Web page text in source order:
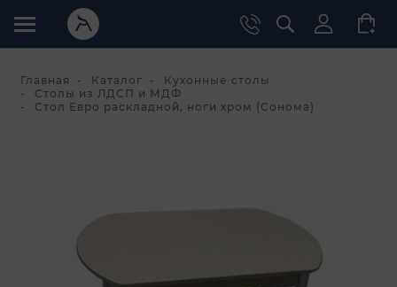
Главная Каталог
Кухонные столы
Столы из ЛДСП и МДФ
Стол Евро раскладной, ноги хром (Сонома)